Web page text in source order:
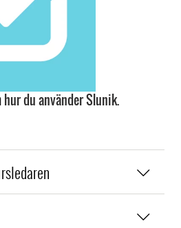
du använder Slunik.